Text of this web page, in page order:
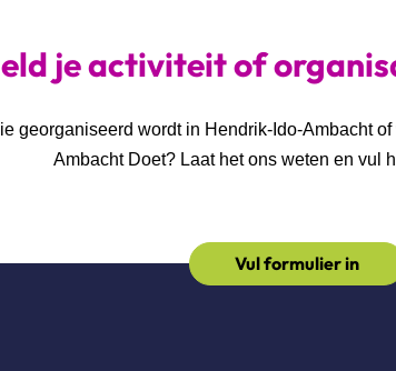
je activiteit of
georganiseerd wordt in Hendrik-Ido-Ambacht
Ambacht Doet? Laat het ons weten en vul
Vul formulier in